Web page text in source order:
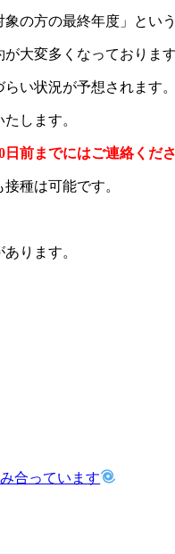
の方の最終年度」という
大変多くなっております
い状況が予想されます。
します。
前までにはご連絡くださ
種は可能です。
ります。
合っています